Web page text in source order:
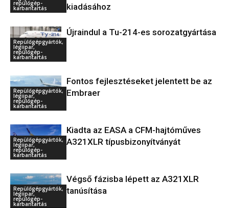
repülőgép-
karbantartás
kiadásához
Repülőgépgyártók,
légiipar,
repülőgép-
karbantartás
Újraindul a Tu-214-es sorozatgyártása
Repülőgépgyártók,
légiipar,
repülőgép-
karbantartás
Fontos fejlesztéseket jelentett be az
Embraer
Repülőgépgyártók,
légiipar,
repülőgép-
karbantartás
Kiadta az EASA a CFM-hajtóműves
A321XLR típusbizonyítványát
Repülőgépgyártók,
légiipar,
repülőgép-
karbantartás
Végső fázisba lépett az A321XLR
tanúsítása